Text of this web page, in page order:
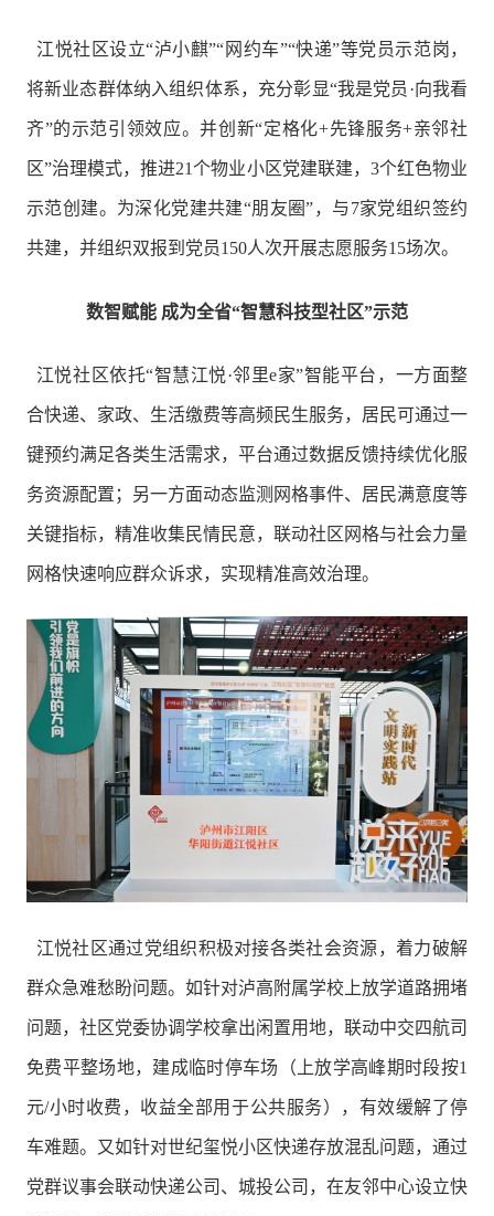
江悦社区设立“泸小麒”“网约车”“快递”等党员示范岗，
将新业态群体纳入组织体系，充分彰显“我是党员·向我看
齐”的示范引领效应。并创新“定格化+先锋服务+亲邻社
区”治理模式，推进21个物业小区党建联建，3个红色物业
示范创建。为深化党建共建“朋友圈”，与7家党组织签约
共建，并组织双报到党员150人次开展志愿服务15场次。
数智赋能 成为全省“智慧科技型社区”示范
江悦社区依托“智慧江悦·邻里e家”智能平台，一方面整
合快递、家政、生活缴费等高频民生服务，居民可通过一
键预约满足各类生活需求，平台通过数据反馈持续优化服
务资源配置；另一方面动态监测网格事件、居民满意度等
关键指标，精准收集民情民意，联动社区网格与社会力量
网格快速响应群众诉求，实现精准高效治理。
江悦社区通过党组织积极对接各类社会资源，着力破解
群众急难愁盼问题。如针对泸高附属学校上放学道路拥堵
问题，社区党委协调学校拿出闲置用地，联动中交四航司
免费平整场地，建成临时停车场（上放学高峰期时段按1
元/小时收费，收益全部用于公共服务），有效缓解了停
车难题。又如针对世纪玺悦小区快递存放混乱问题，通过
党群议事会联动快递公司、城投公司，在友邻中心设立快